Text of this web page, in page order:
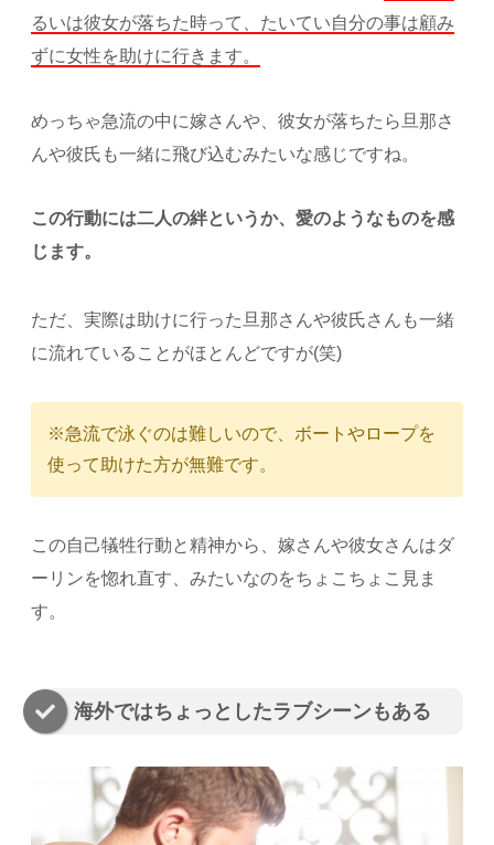
るいは彼女が落ちた時って、たいてい自分の事は顧み
ずに女性を助けに行きます。
めっちゃ急流の中に嫁さんや、彼女が落ちたら旦那さ
んや彼氏も一緒に飛び込むみたいな感じですね。
この行動には二人の絆というか、愛のようなものを感
じます。
ただ、実際は助けに行った旦那さんや彼氏さんも一緒
に流れていることがほとんどですが(笑)
※急流で泳ぐのは難しいので、ボートやロープを
使って助けた方が無難です。
この自己犠牲行動と精神から、嫁さんや彼女さんはダ
ーリンを惚れ直す、みたいなのをちょこちょこ見ま
す。
海外ではちょっとしたラブシーンもある